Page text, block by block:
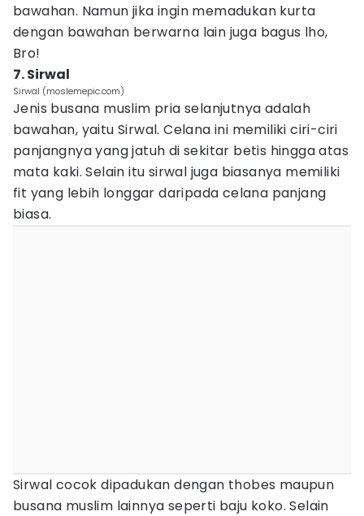
bawahan. Namun jika ingin memadukan kurta
dengan bawahan berwarna lain juga bagus lho,
Bro!
7. Sirwal
Sirwal (moslemepic.com)
Jenis busana muslim pria selanjutnya adalah
bawahan, yaitu Sirwal. Celana ini memiliki ciri-ciri
panjangnya yang jatuh di sekitar betis hingga atas
mata kaki. Selain itu sirwal juga biasanya memiliki
fit yang lebih longgar daripada celana panjang
biasa.
Sirwal cocok dipadukan dengan thobes maupun
busana muslim lainnya seperti baju koko. Selain